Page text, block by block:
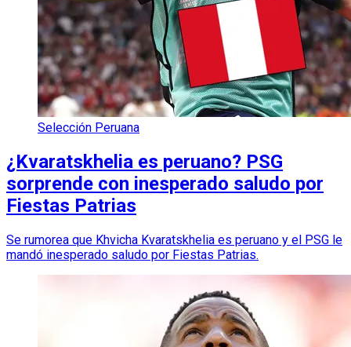
Selección Peruana
¿Kvaratskhelia es peruano? PSG
sorprende con inesperado saludo por
Fiestas Patrias
Se rumorea que Khvicha Kvaratskhelia es peruano y el PSG le
mandó inesperado saludo por Fiestas Patrias.